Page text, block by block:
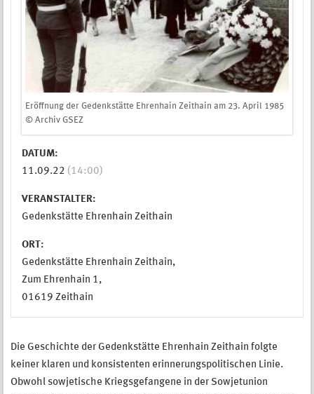
Eröffnung der Gedenkstätte Ehrenhain Zeithain am 23. April 1985
© Archiv GSEZ
DATUM:
11.09.22 (14:00)
VERANSTALTER:
Gedenkstätte Ehrenhain Zeithain
ORT:
Gedenkstätte Ehrenhain Zeithain,
Zum Ehrenhain 1,
01619 Zeithain
Die Geschichte der Gedenkstätte Ehrenhain Zeithain folgte
keiner klaren und konsistenten erinnerungspolitischen Linie.
Obwohl sowjetische Kriegsgefangene in der Sowjetunion